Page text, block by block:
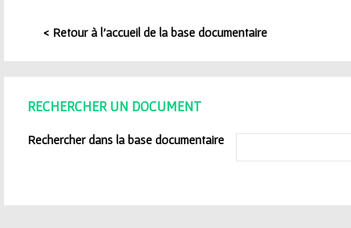
< Retour à l'accueil de la base documentaire
RECHERCHER UN DOCUMENT
Rechercher dans la base documentaire